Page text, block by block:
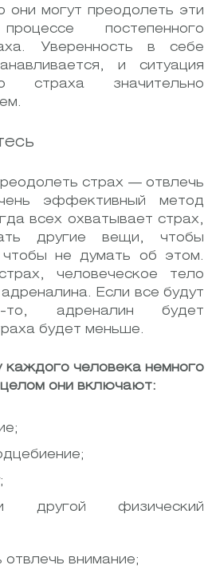
они могут преодолеть эти
постепенного
Уверенность в себе
и ситуация
страха значительно
страх — отвлечь
эффективный метод
всех охватывает страх,
другие вещи, чтобы
не думать об этом.
человеческое тело
Если все будут
то, адреналин будет
будет меньше.
каждого человека немного
они включают:
другой физический
отвлечь внимание;